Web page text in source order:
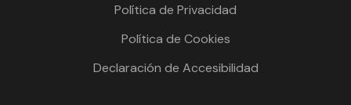
Política de Privacidad
Política de Cookies
Declaración de Accesibilidad